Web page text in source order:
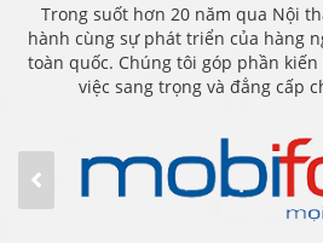
Trong suốt hơn 20 năm qua Nội
hành cùng sự phát triển của hàng
toàn quốc. Chúng tôi góp phần
việc sang trọng và đẳng cấp